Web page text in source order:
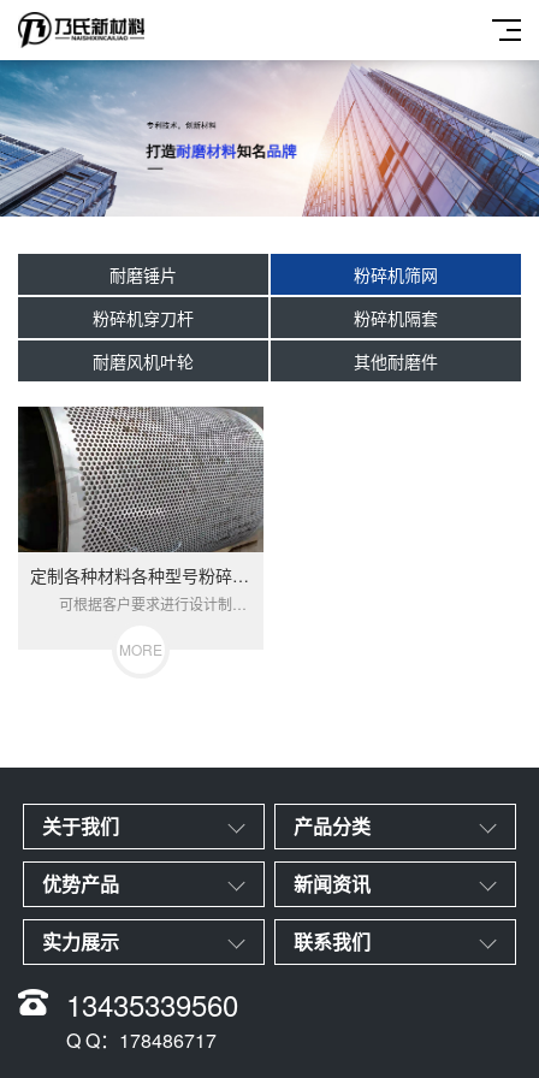
耐磨锤片
粉碎机筛网
粉碎机穿刀杆
粉碎机隔套
耐磨风机叶轮
其他耐磨件
定制各种材料各种型号粉碎机筛网
可根据客户要求进行设计制作。我们有各种牌号的材料可供客户选择，可选激光加工工艺或冲床冲孔工艺。
MORE
关于我们 产品分类
优势产品 新闻资讯
实力展示 联系我们
13435339560
Q Q：178486717